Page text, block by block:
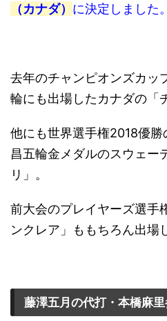
（カナダ） に決定しました。
去年のチャンピオンズカッ
輪にも出場したカナダの「
他にも世界選手権2018優
昌五輪金メダルのスウェー
リ」。
前大会のプレイヤーズ選手
ンクレア」ももちろん出場
藤澤五月の代打・本橋麻里